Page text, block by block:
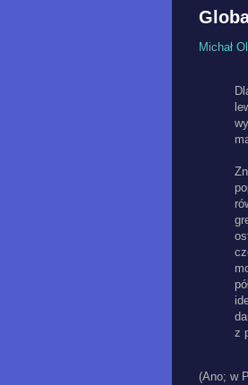
Michał
z
(Ano; w